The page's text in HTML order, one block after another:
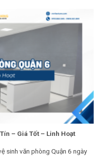
– Giá Tốt – Linh Hoạt
sinh văn phòng Quận 6 ngày